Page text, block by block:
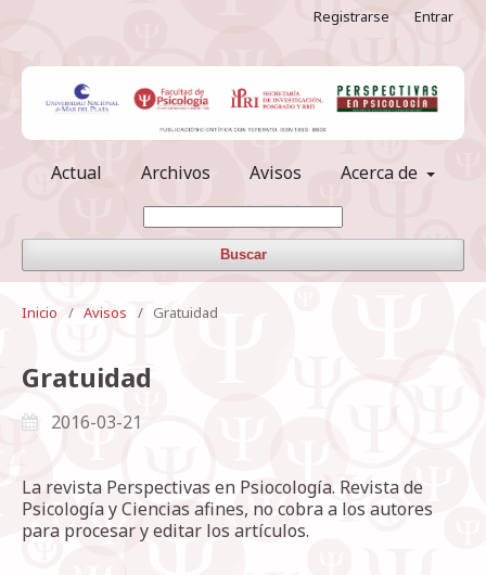
Actual Archivos Avisos Acerca de
Buscar
Registrarse Entrar
Inicio / Avisos / Gratuidad
Gratuidad
2016-03-21
La revista Perspectivas en Psiocología. Revista de
Psicología y Ciencias afines, no cobra a los autores
para procesar y editar los artículos.